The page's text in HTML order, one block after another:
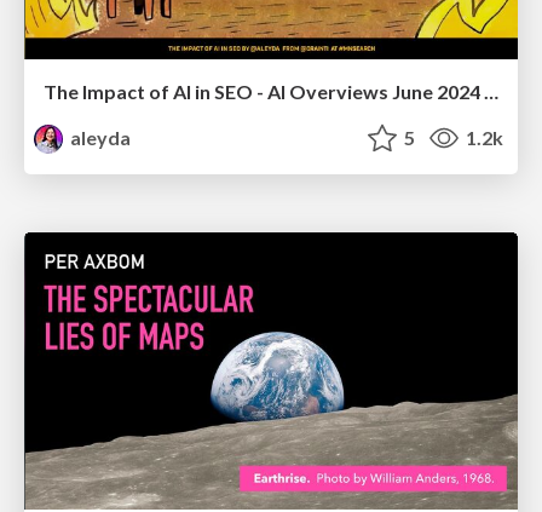
The Impact of AI in SEO - AI Overviews June 2024 Edition
aleyda
5 1.2k